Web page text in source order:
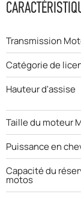
Transmission
Catégorie de
Hauteur d'assise
Taille du moteur
Puissance en
Capacité du
motos